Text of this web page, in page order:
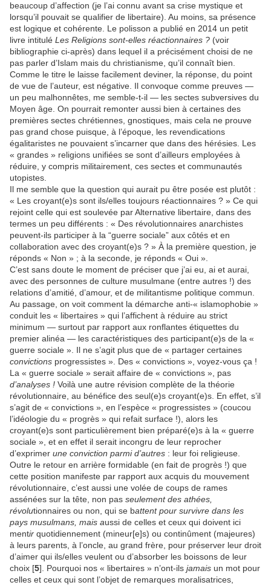
beaucoup d’affection (je l’ai connu avant sa crise mystique et
lorsqu’il pouvait se qualifier de libertaire). Au moins, sa présence
est logique et cohérente. Le polisson a publié en 2014 un petit
livre intitulé Les Religions sont-elles réactionnaires ? (voir
bibliographie ci-après) dans lequel il a précisément choisi de ne
pas parler d’Islam mais du christianisme, qu’il connaît bien.
Comme le titre le laisse facilement deviner, la réponse, du point
de vue de l’auteur, est négative. Il convoque comme preuves —
un peu malhonnêtes, me semble-t-il — les sectes subversives du
Moyen âge. On pourrait remonter aussi bien à certaines des
premières sectes chrétiennes, gnostiques, mais cela ne prouve
pas grand chose puisque, à l’époque, les revendications
égalitaristes ne pouvaient s’incarner que dans des hérésies. Les
« grandes » religions unifiées se sont d’ailleurs employées à
réduire, y compris militairement, ces sectes et communautés
utopistes.
Il me semble que la question qui aurait pu être posée est plutôt :
« Les croyant(e)s sont ils/elles toujours réactionnaires ? » Ce qui
rejoint celle qui est soulevée par Alternative libertaire, dans des
termes un peu différents : « Des révolutionnaires anarchistes
peuvent-ils participer à la “guerre sociale” aux côtés et en
collaboration avec des croyant(e)s ? » À la première question, je
réponds « Non » ; à la seconde, je réponds « Oui ».
C’est sans doute le moment de préciser que j’ai eu, ai et aurai,
avec des personnes de culture musulmane (entre autres !) des
relations d’amitié, d’amour, et de militantisme politique commun.
Au passage, on voit comment la démarche anti-« islamophobie »
conduit les « libertaires » qui l’affichent à réduire au strict
minimum — surtout par rapport aux ronflantes étiquettes du
premier alinéa — les caractéristiques des participant(e)s de la «
guerre sociale ». Il ne s’agit plus que de « partager certaines
convictions progressistes ». Des « convictions », voyez-vous ça !
La « guerre sociale » serait affaire de « convictions », pas
d’analyses ! Voilà une autre révision complète de la théorie
révolutionnaire, au bénéfice des seul(e)s croyant(e)s. En effet, s’il
s’agit de « convictions », en l’espèce « progressistes » (coucou
l’idéologie du « progrès » qui refait surface !), alors les
croyant(e)s sont particulièrement bien préparé(e)s à la « guerre
sociale », et en effet il serait incongru de leur reprocher
d’exprimer une conviction parmi d’autres : leur foi religieuse.
Outre le retour en arrière formidable (en fait de progrès !) que
cette position manifeste par rapport aux acquis du mouvement
révolutionnaire, c’est aussi une volée de coups de rames
assénées sur la tête, non pas seulement des athées,
révolutionnaires ou non, qui se battent pour survivre dans les
pays musulmans, mais aussi de celles et ceux qui doivent ici
mentir quotidiennement (mineur[e]s) ou continûment (majeures)
à leurs parents, à l’oncle, au grand frère, pour préserver leur droit
d’aimer qui ils/elles veulent ou d’absorber les boissons de leur
choix [5]. Pourquoi nos « libertaires » n’ont-ils jamais un mot pour
celles et ceux qui sont l’objet de remarques moralisatrices,